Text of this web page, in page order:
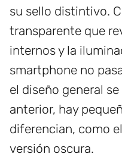
su sello distintivo.
transparente que
internos y la
smartphone no
el diseño general
anterior, hay
diferencian, como
versión oscura.